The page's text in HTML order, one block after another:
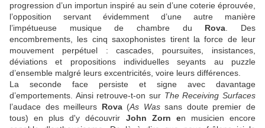
progression d’un importun inspiré au sein d’une coterie éprouvée,
l’opposition servant évidemment d’une autre manière
l’impétueuse musique de chambre du Rova . Des
encombrements, les cinq saxophonistes tirent la force de leur
mouvement perpétuel : cascades, poursuites, insistances,
déviations et propositions individuelles seyants au puzzle
d’ensemble malgré leurs excentricités, voire leurs différences.
La seconde face persiste et signe avec davantage
d’emportements. Ainsi retrouve-t-on sur The Receiving Surfaces
l’audace des meilleurs Rova (As Wassans doute premier de
tous) en plus d'y découvrir John Zorn en musicien encore